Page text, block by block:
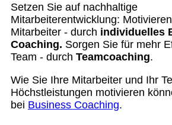
Setzen Sie auf nachhaltige
Mitarbeiterentwicklung:
Mitarbeiter - durch individuelles
Coaching. Sorgen Sie für mehr
Team - durch Teamcoaching.
Wie Sie Ihre Mitarbeiter und Ihr
Höchstleistungen motivieren
bei Business Coaching.